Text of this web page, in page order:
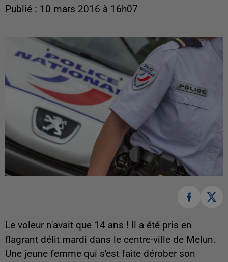
Publié : 10 mars 2016 à 16h07
Le voleur n'avait que 14 ans ! Il a été pris en
flagrant délit mardi dans le centre-ville de Melun.
Une jeune femme qui s'est faite dérober son